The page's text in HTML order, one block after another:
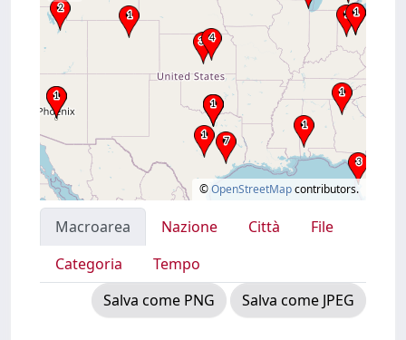
©OpenStreetMapcontributors.
Macroarea Nazione Città
File
Categoria
Tempo
Salva come PNG
Salva come JPEG